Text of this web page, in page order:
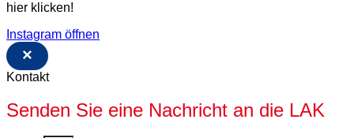
hier klicken!
Instagram öffnen
×
Kontakt
Senden Sie eine Nachricht an die LAK